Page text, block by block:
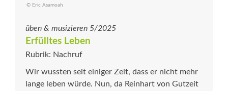
© Eric Asamoah
üben & musizieren 5/2025
Erfülltes Leben
Rubrik: Nachruf
Wir wussten seit einiger Zeit, dass er nicht mehr
lange leben würde. Nun, da Reinhart von Gutzeit